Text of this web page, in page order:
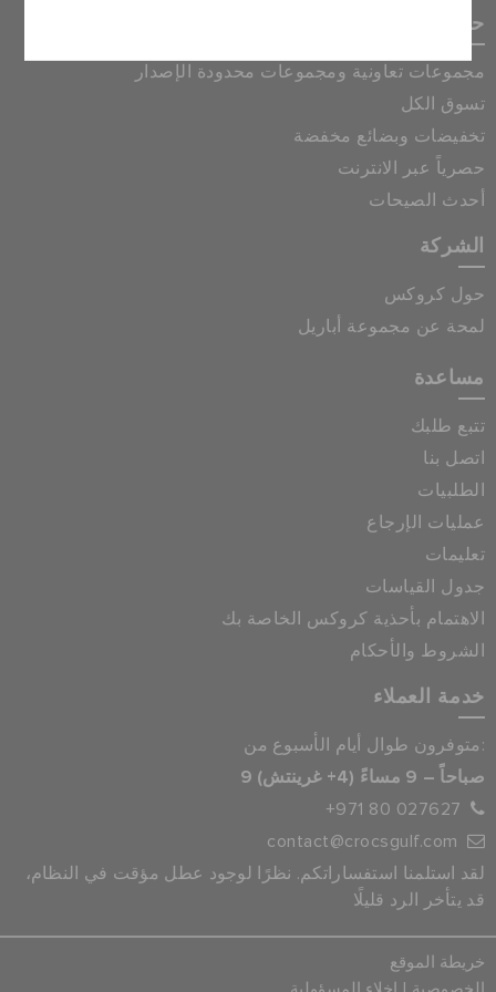
حصريات كروكس
مجموعات تعاونية ومجموعات محدودة الإصدار
تسوق الكل
تخفيضات وبضائع مخفضة
حصرياً عبر الانترنت
أحدث الصيحات
الشركة
حول كروكس
لمحة عن مجموعة أباريل
مساعدة
تتبع طلبك
اتصل بنا
الطلبيات
عمليات الإرجاع
تعليمات
جدول القياسات
الاهتمام بأحذية كروكس الخاصة بك
الشروط والأحكام
خدمة العملاء
متوفرون طوال أيام الأسبوع من:
9 صباحاً – 9 مساءً (4+ غرينتش)
+971 80 027627
contact@crocsgulf.com
لقد استلمنا استفساراتكم. نظرًا لوجود عطل مؤقت في النظام،
قد يتأخر الرد قليلًا
خريطة الموقع
|